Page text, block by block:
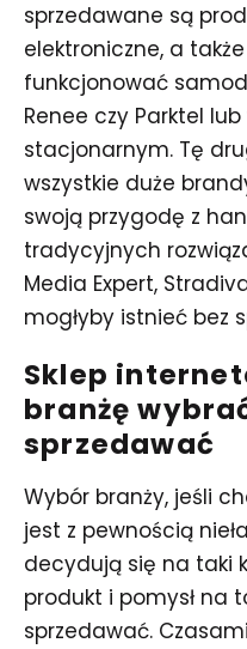
sprzedawane są
elektroniczne, a także
funkcjonować
Renee czy Parktel
stacjonarnym. Tę
wszystkie duże
swoją przygodę z
tradycyjnych
Media Expert,
mogłyby istnieć bez
Sklep
branżę
sprzedawać
Wybór branży, jeśli
jest z pewnością
decydują się na taki
produkt i pomysł na
sprzedawać.